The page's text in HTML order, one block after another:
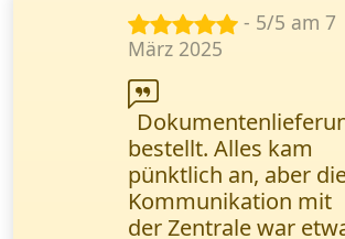
- 4/5 am 18
Okt. 2024
Autoteilen auf 2
Paletten in eine
Stadt. Alles pünktlich,
der Fahrer hat beim
Abladen geholfen.